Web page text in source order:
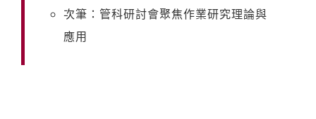
次筆：管科研討會聚焦作業研究理論與
應用